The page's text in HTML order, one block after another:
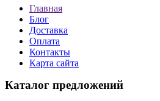
Главная
Блог
Доставка
Оплата
Контакты
Карта сайта
Каталог предложений